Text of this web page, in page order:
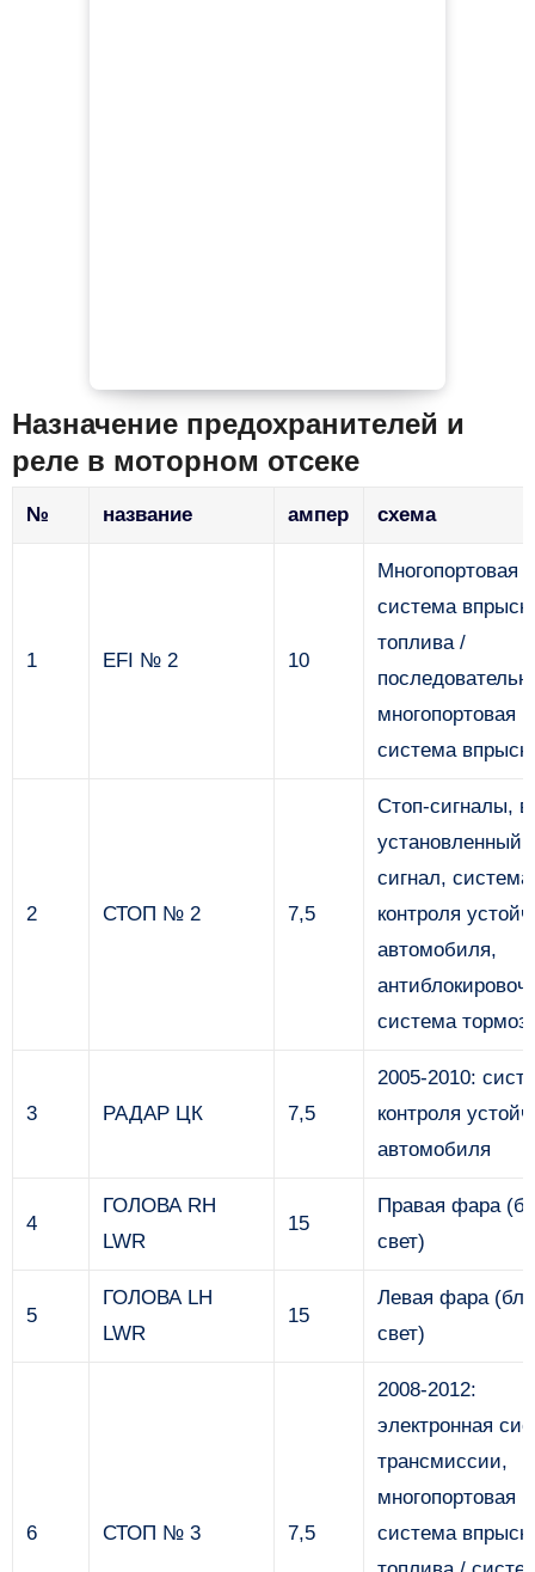
Назначение предохранителей и
реле в моторном отсеке
№ название ампер схема
1 EFI № 2 10
Многопортовая
система
топлива /
многопортовая
система
2 СТОП № 2 7,5
Стоп-сигналы,
установленный
сигнал, система
контроля
автомобиля,
система
3 РАДАР ЦК 7,5
2005-2010:
контроля
автомобиля
4
ГОЛОВА RH
LWR
15
Правая фара
свет)
5
ГОЛОВА LH
LWR
15
Левая фара
свет)
6 СТОП № 3 7,5
2008-2012:
электронная
трансмиссии,
многопортовая
система